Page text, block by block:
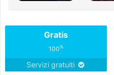
Gratis
100%
Servizi gratuiti